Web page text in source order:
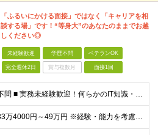
「ふるいにかける面接」ではなく「キャリアを相
談する場」です！“等身大”のあなたのままでお越
しください◎
未経験歓迎 学歴不問 ベテランOK
完全週休2日 賞与複数月 面接1回
■ 学歴不問 ■ 実務未経験歓迎！何らかのIT知識・学習経験をお持ちの方 （独学、ITスクール卒業生、少しだけ実務経験がある等、経験の浅い方も大歓迎です！） ＼こんな方にピッタリの環境です／ ◎面接
■ 月給33万4000円～49万円 ※経験・能力を考慮して優遇します。 ※上記には固定残業代（月30時間分・6万3500円～9万3100円）を含みます。超過分は全額支給。 ※待機期間中全額給与を保証